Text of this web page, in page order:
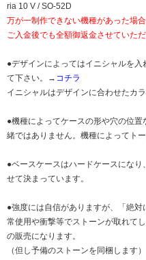
ria 10 V / SO-52D
万が一制作できない機種があった場
ご入金後でも全額御返金させていた
●デザインによってはイニシャルを
て下さい。→ コチラ
イニシャルはデザインに合わせたカ
●機種によってケースの形や穴の位
緒ではありません。機種によってト
●ベースケースはハードケースにな
せて決まっています。
●強度には自信がありますが、「絶
常使用や衝撃等でストーンが取れて
の販売になります。
（但し予備のストーンを同梱します）